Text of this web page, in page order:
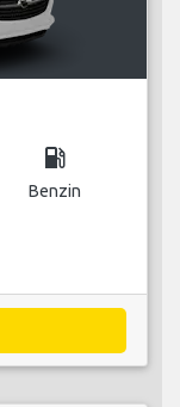
local_gas_station
Benzin